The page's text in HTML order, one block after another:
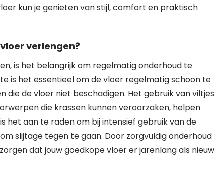
kun je genieten van stijl, comfort en praktisch
verlengen?
is het belangrijk om regelmatig onderhoud te
is het essentieel om de vloer regelmatig schoon te
de vloer niet beschadigen. Het gebruik van viltjes
die krassen kunnen veroorzaken, helpen
het aan te raden om bij intensief gebruik van de
slijtage tegen te gaan. Door zorgvuldig onderhoud
dat jouw goedkope vloer er jarenlang als nieuw